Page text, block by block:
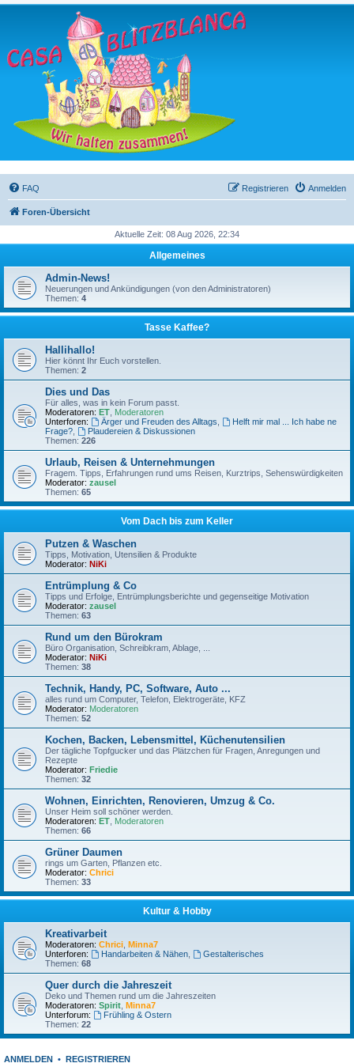
FAQ Anmelden
Registrieren
Foren-Übersicht
Aktuelle Zeit: 08 Aug 2026, 22:34
Allgemeines
Admin-News!
Neuerungen und Ankündigungen (von den Administratoren)
Themen: 4
Tasse Kaffee?
Hallihallo!
Hier könnt Ihr Euch vorstellen.
Themen: 2
Dies und Das
Für alles, was in kein Forum passt.
Moderatoren: ET Moderatoren
Unterforen:
Ärger und Freuden des Alltags
Helft mir mal ... Ich habe ne
Frage?
Plaudereien & Diskussionen
Themen: 226
Urlaub, Reisen & Unternehmungen
Fragem. Tipps, Erfahrungen rund ums Reisen, Kurztrips, Sehenswürdigkeiten
Moderator: zausel
Themen: 65
Vom Dach bis zum Keller
Putzen & Waschen
Tipps, Motivation, Utensilien & Produkte
Moderator: NiKi
Entrümplung & Co
Tipps und Erfolge, Entrümplungsberichte und gegenseitige Motivation
Moderator: zausel
Themen: 63
Rund um den Bürokram
Büro Organisation, Schreibkram, Ablage, ...
Moderator: NiKi
Themen: 38
Technik, Handy, PC, Software, Auto ...
alles rund um Computer, Telefon, Elektrogeräte, KFZ
Moderator: Moderatoren
Themen: 52
Kochen, Backen, Lebensmittel, Küchenutensilien
Der tägliche Topfgucker und das Plätzchen für Fragen, Anregungen und
Rezepte
Moderator: Friedie
Themen: 32
Wohnen, Einrichten, Renovieren, Umzug & Co.
Unser Heim soll schöner werden.
Moderatoren: ET Moderatoren
Themen: 66
Grüner Daumen
rings um Garten, Pflanzen etc.
Moderator: Chrici
Themen: 33
Kultur & Hobby
Kreativarbeit
Moderatoren: Chrici Minna7
Unterforen:
Handarbeiten & Nähen,
Gestalterisches
Themen: 68
Quer durch die Jahreszeit
Deko und Themen rund um die Jahreszeiten
Moderatoren: Spirit Minna7
Unterforum:
Frühling & Ostern
Themen: 22
ANMELDEN • REGISTRIEREN